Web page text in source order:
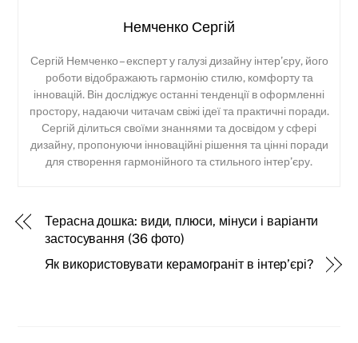
Немченко Сергій
Сергій Немченко – експерт у галузі дизайну інтер’єру, його
роботи відображають гармонію стилю, комфорту та
інновацій. Він досліджує останні тенденції в оформленні
простору, надаючи читачам свіжі ідеї та практичні поради.
Сергій ділиться своїми знаннями та досвідом у сфері
дизайну, пропонуючи інноваційні рішення та цінні поради
для створення гармонійного та стильного інтер’єру.
Терасна дошка: види, плюси, мінуси і варіанти
застосування (36 фото)
Як використовувати керамограніт в інтер’єрі?